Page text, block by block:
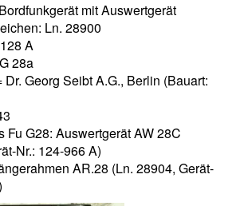
mit Auswertgerät
Ln. 28900
A
28a
Dr. Georg Seibt A.G., Berlin (Bauart:
Fu G28: Auswertgerät AW 28C
Nr.: 124-966 A)
AR.28 (Ln. 28904, Gerät-